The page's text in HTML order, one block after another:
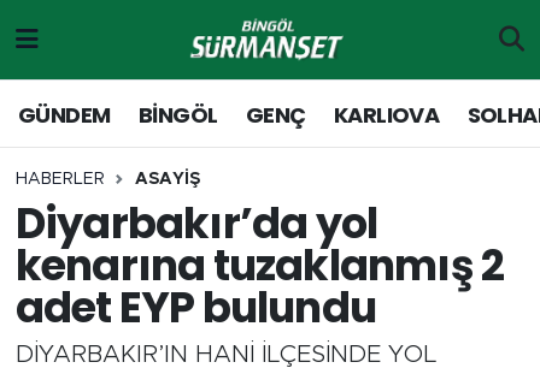
GÜNDEM BİNGÖL GENÇ KARLIOVA
HABERLER ASAYİŞ
Diyarbakır’da yol
kenarına tuzaklanmış 2
adet EYP bulundu
DİYARBAKIR’IN HANİ İLÇESİNDE YOL
Genç
Solhan
Karlıova
Merkez Hava Durumu
Merkez Trafik Yoğunluk Haritası
Süper Lig Puan Durumu ve Fikstür